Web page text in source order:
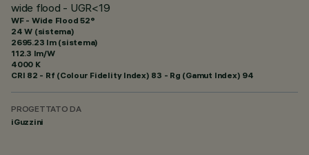
wide flood - UGR<19
WF - Wide Flood 52°
24 W (sistema)
2695.23 lm (sistema)
112.3 lm/W
4000 K
CRI 82 - Rf (Colour Fidelity Index) 83 - Rg (Gamut Index) 94
PROGETTATO DA
iGuzzini